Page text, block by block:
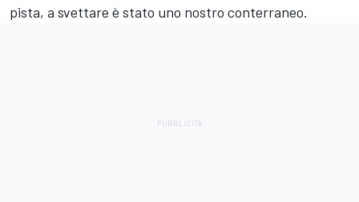
pista, a svettare è stato uno nostro conterraneo.